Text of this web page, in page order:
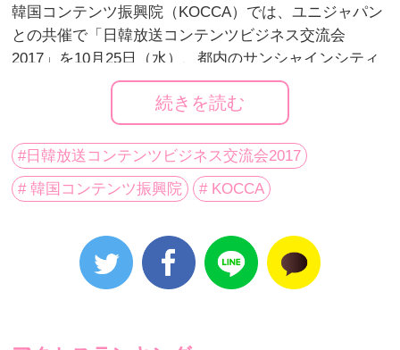
韓国コンテンツ振興院（KOCCA）では、ユニジャパン
との共催で「日韓放送コンテンツビジネス交流会
2017」を10月25日（水）、都内のサンシャインシティ
文化会館ビルにて開催する。
日本で唯一の国際映画製作者連盟公認の国際映画祭で
ある「東京国際映画祭（TIFF）」併設マーケットの
「TIFFCOM」は、日本最大のコンテンツマーケットで
ース内で行われる。
昨年より韓国からの参加社も増え、より良質で豊富な
放送映像コンテンツが見られると期待される。
続きを読む
#日韓放送コンテンツビジネス交流会2017
# 韓国コンテンツ振興院
# KOCCA